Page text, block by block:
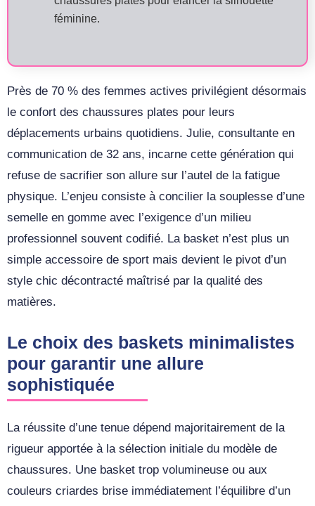
féminine.
Près de 70 % des femmes actives privilégient désormais
le confort des chaussures plates pour leurs
déplacements urbains quotidiens. Julie, consultante en
communication de 32 ans, incarne cette génération qui
refuse de sacrifier son allure sur l’autel de la fatigue
physique. L’enjeu consiste à concilier la souplesse d’une
semelle en gomme avec l’exigence d’un milieu
professionnel souvent codifié. La basket n’est plus un
simple accessoire de sport mais devient le pivot d’un
style chic décontracté maîtrisé par la qualité des
matières.
Le choix des baskets minimalistes
pour garantir une allure
sophistiquée
La réussite d’une tenue dépend majoritairement de la
rigueur apportée à la sélection initiale du modèle de
chaussures. Une basket trop volumineuse ou aux
couleurs criardes brise immédiatement l’équilibre d’un